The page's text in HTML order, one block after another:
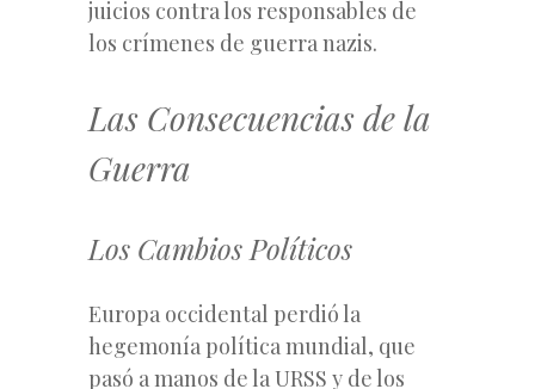
juicios contra los responsables de
los crímenes de guerra nazis.
Las Consecuencias de la
Guerra
Los Cambios Políticos
Europa occidental perdió la
hegemonía política mundial, que
pasó a manos de la URSS y de los